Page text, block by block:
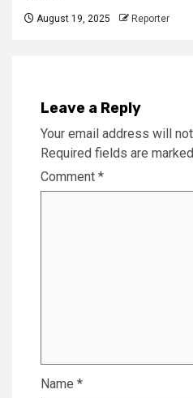
August 19, 2025 Reporter
Leave a Reply
Your email address will
Required fields are marked
Comment *
Name *